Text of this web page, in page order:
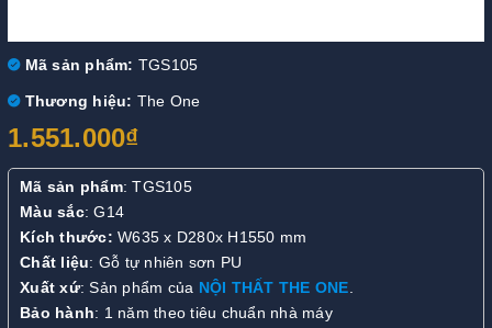
Mã sản phẩm: TGS105
Thương hiệu: The One
1.551.000₫
Mã sản phẩm: TGS105
Màu sắc: G14
Kích thước: W635 x D280x H1550 mm
Chất liệu: Gỗ tự nhiên sơn PU
Xuất xứ: Sản phẩm của NỘI THẤT THE ONE.
Bảo hành: 1 năm theo tiêu chuẩn nhà máy